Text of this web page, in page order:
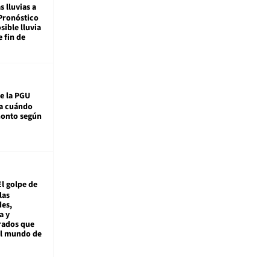
lluvias a
lluvia
fin de
la PGU
cuándo
según
golpe de
y
que
mundo de